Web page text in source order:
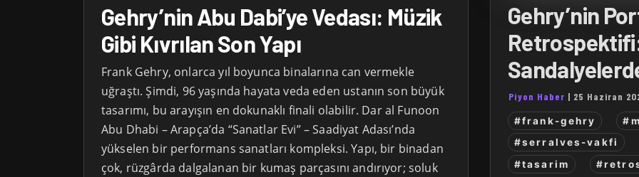
Gehry’nin Abu Dabi’ye Vedası: Müzik
Gibi Kıvrılan Son Yapı
Frank Gehry, onlarca yıl boyunca binalarına can vermekle
uğraştı. Şimdi, 96 yaşında hayata veda eden ustanın son büyük
tasarımı, bu arayışın en dokunaklı finali olabilir. Dar al Funoon
Abu Dhabi – Arapça’da “Sanatlar Evi” – Saadiyat Adası’nda
yükselen bir performans sanatları kompleksi. Yapı, bir binadan
çok, rüzgârda dalgalanan bir kumaş parçasını andırıyor; soluk
Gehry’nin
Piyon Haber | 25 Haziran
#frank-gehry
#serralves-vakfi
#tasarim